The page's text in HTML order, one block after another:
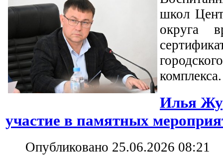
школ
округа
комплекса.
Илья
участие в памятных
Опубликовано 25.06.2026 08:21